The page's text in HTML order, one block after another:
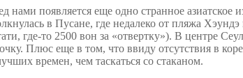
нами появляется еще одно странное азиатское
в Пусане, где недалеко от пляжа Хэундэ
где-то 2500 вон за «отвертку»). В центре
Плюс еще в том, что ввиду отсутствия в
времен, чем таскаться со стаканом.